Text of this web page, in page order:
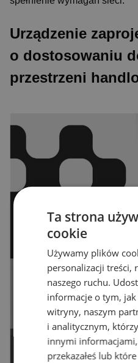
Urządzenie
o dostosowaniu
przestrzeni
Ta strona
cookie
Używamy plików
personalizacji treści,
naszego ruchu.
informacje o tym, jak
witryny, naszym
i analitycznym,
innymi
przekazałeś lub